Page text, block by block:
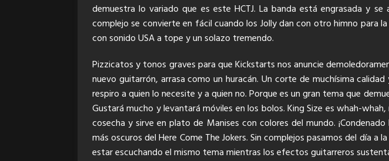
demuestra lo variado que es este HCTJ. La banda está engrasada y
complejo se convierte en fácil cuando los Jolly dan con otro himno para
con sonido USA a tope y un solazo tremendo.
Pizzicatos y tonos graves para que Kickstarts nos anuncie
nuevo guitarrón, arrasa como un huracán. Un corte de muchísima
respiro a quien lo necesite y a quien no. Porque es un gran tema que
Gustará mucho y levantará móviles en los bolos. King Size es whah-
cosecha y sirve en plato de Manises con colores del mundo.
más oscuros del Here Come The Jokers. Sin complejos pasamos del día
estar escuchando el mismo tema mientras los efectos guitarreros